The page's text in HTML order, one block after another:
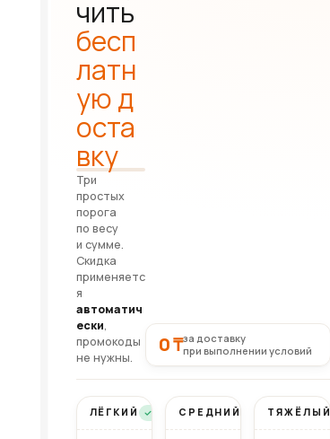
чить
бесп
латн
ую д
оста
вку
Три
простых
порога
по весу
и сумме.
Скидка
применяетс
я
автоматич
ески,
промокоды
не нужны.
0 ₸за доставку
при выполнении условий
ЛЁГКИЙ Бесплатно
СРЕДНИЙ Бесплатно
ТЯЖЁЛЫЙ